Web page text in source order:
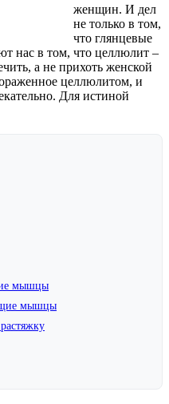
женщин. И дел
не только в том,
что глянцевые
нас в том, что целлюлит –
а не прихоть женской
целлюлитом, и
Для истиной
мышцы
мышцы